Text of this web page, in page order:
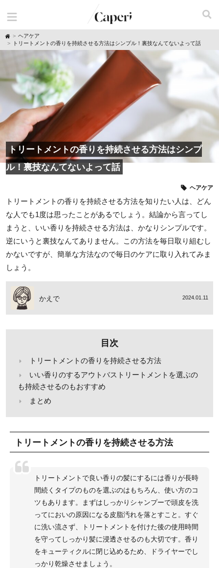
H
o
m
ヘアケア
トリートメントの香りを持続させる方法はシンプル！裏技なんてないよって話
トリートメントの香りを持続させる方法はシンプ
ル！裏技なんてないよって話
ヘアケア
トリートメントの香りを持続させる方法を知りたい人は、どん
な人でも1度は思ったことがあるでしょう。結論から言ってし
まうと、いい香りを持続させる方法は、かなりシンプルです。
逆にいうと裏技なんてありません。この方法を毎日取り組むし
かないですが、簡単な方法なので毎日のケアに取り入れてみま
しょう。
かえで 2024.01.11
目次
トリートメントの香りを持続させる方法
いい香りのするアウトバストリートメントを選ぶの
も持続させるのもおすすめ
まとめ
トリートメントの香りを持続させる方法
トリートメントで良い香りの髪にするには香りが長時
間続くタイプのものを選ぶのはもちろん、使い方のコ
ツもあります。まずはしっかりシャンプーで頭皮を洗
ってにおいの原因になる皮脂汚れを落とすこと。すぐ
に洗い流さず、トリートメントを付けた後の使用時間
を守ってしっかり髪に浸透させるのも大切です。香り
をキューティクルに閉じ込めるため、ドライヤーでし
っかり乾燥させましょう。